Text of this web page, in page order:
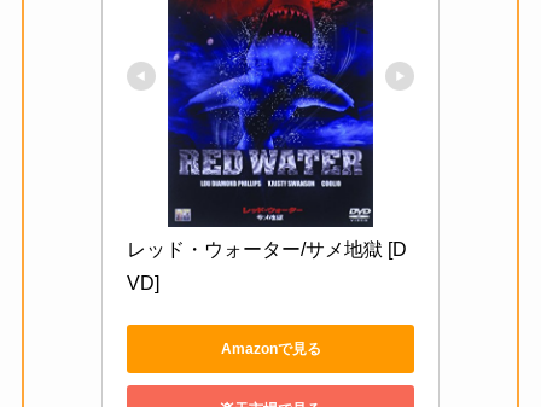
レッド・ウォーター/サメ地獄 [D
VD]
Amazonで見る